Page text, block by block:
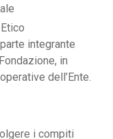
integrante
in
dell’Ente.
i compiti